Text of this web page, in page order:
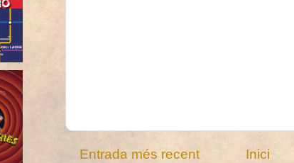
Entrada més recent Inici